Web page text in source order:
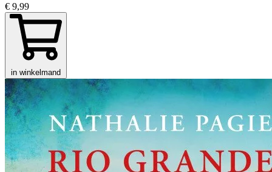
€ 9,99
in winkelmand